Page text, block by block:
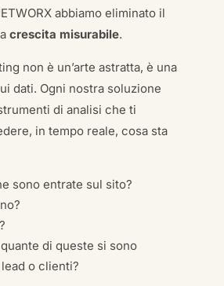
abbiamo eliminato il
crescita misurabile.
non è un’arte astratta, è una
dati. Ogni nostra soluzione
di analisi che ti
in tempo reale, cosa sta
sono entrate sul sito?
di queste si sono
o clienti?